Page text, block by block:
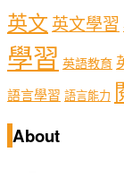
英文 英文學習
學習 英語教育
語言學習 語言能力
About